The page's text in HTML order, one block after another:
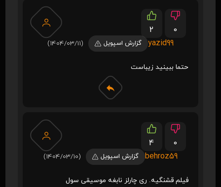
2
0
yazid99
گزارش اسپویل (1404/03/11)
حتما ببینید زیباست
4
0
behroz59
گزارش اسپویل (1404/03/10)
فیلم قشنگیه. ری چارلز نابغه موسیقی سول